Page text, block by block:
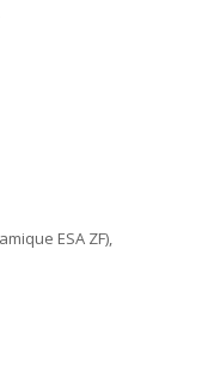
ESA ZF),